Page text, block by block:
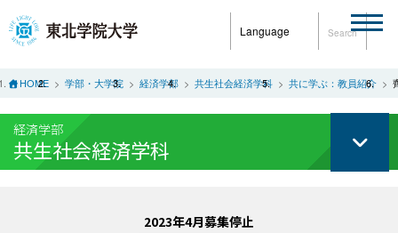
Language Search
HOME 学部・大学院 経済学部 共生社会経済学科 共に学ぶ：教員紹介
経済学部
共生社会経済学科
2023年4月募集停止